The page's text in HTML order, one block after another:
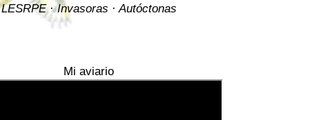
LESRPE · Invasoras · Autóctonas
Mi aviario